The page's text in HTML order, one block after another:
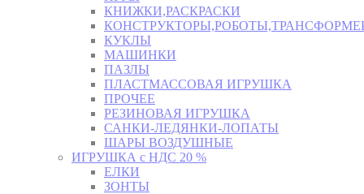
КНИЖКИ,РАСКРАСКИ
КУКЛЫ
МАШИНКИ
ПАЗЛЫ
ПЛАСТМАССОВАЯ ИГРУШКА
ПРОЧЕЕ
РЕЗИНОВАЯ ИГРУШКА
САНКИ-ЛЕДЯНКИ-ЛОПАТЫ
ШАРЫ ВОЗДУШНЫЕ
ИГРУШКА с НДС 20 %
ЕЛКИ
ЗОНТЫ